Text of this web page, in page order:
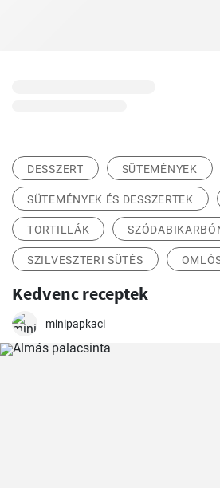
DESSZERT SÜTEMÉNYEK
SÜTEMÉNYEK ÉS DESSZERTEK
TORTILLÁK
SZILVESZTERI SÜTÉS
Kedvenc receptek
minipapkaci